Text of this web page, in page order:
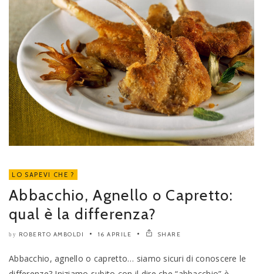
LO SAPEVI CHE ?
Abbacchio, Agnello o Capretto:
qual è la differenza?
by ROBERTO AMBOLDI 16 APRILE SHARE
Abbacchio, agnello o capretto… siamo sicuri di conoscere le